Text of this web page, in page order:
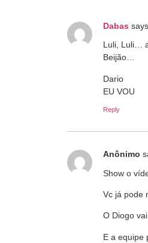
Dabas
Luli, Luli…
Beijão…
Dario
EU VOU
Reply
Anônimo
Show o
Vc já pode
O Diogo
E a equipe